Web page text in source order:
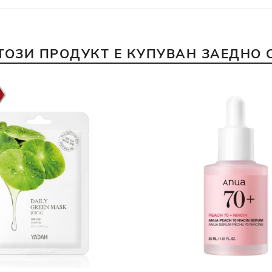
ПРОДУКТ Е КУПУВАН ЗАЕДНО